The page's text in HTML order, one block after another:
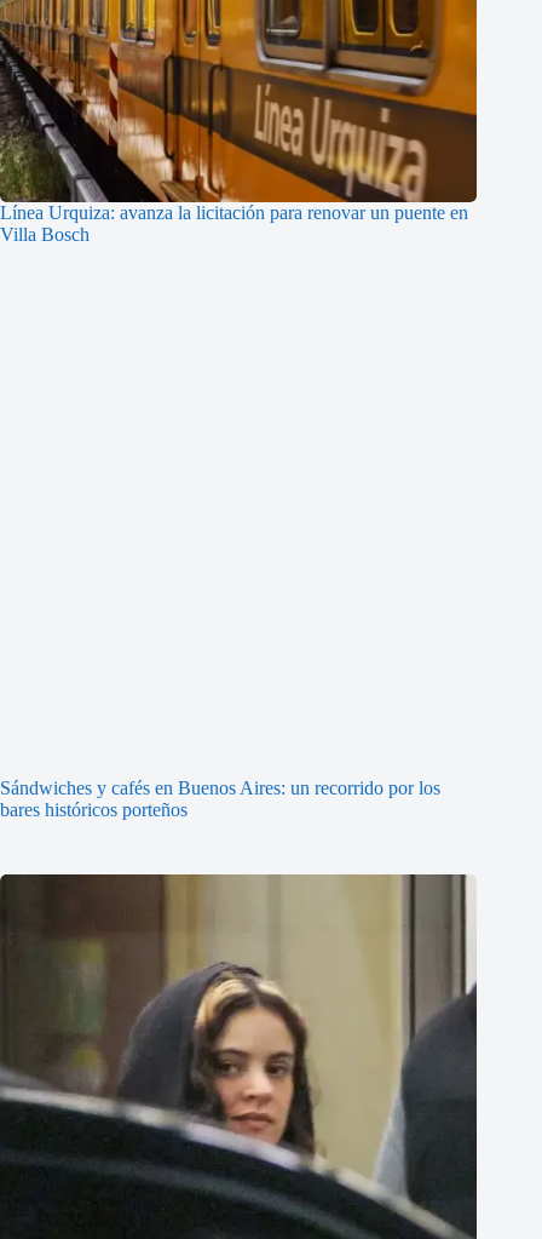
Línea Urquiza: avanza la licitación para renovar un puente en
Villa Bosch
Sándwiches y cafés en Buenos Aires: un recorrido por los
bares históricos porteños